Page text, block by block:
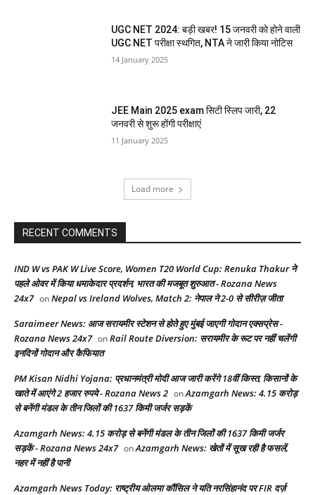
UGC NET 2024: बड़ी खबर! 15 जनवरी को होने वाली
UGC NET परीक्षा स्थगित, NTA ने जारी किया नोटिस
14 January 2025
JEE Main 2025 exam सिटी स्लिप जारी, 22
जनवरी से शुरू होंगी परीक्षाएं
11 January 2025
Load more
RECENT COMMENTS
IND W vs PAK W Live Score, Women T20 World Cup: Renuka Thakur ने
पहले ओवर में किया धमाकेदार प्रदर्शन, भारत की मजबूत शुरुआत - Rozana News
24x7 onNepal vs Ireland Wolves, Match 2: नेपाल ने 2-0 से सीरीज़ जीता
Saraimeer News: आज सरायमीर स्टेशन से होते हुए मुंबई जाएगी गोदान एक्सप्रेस -
Rozana News 24x7 onRail Route Diversion: सरायमीर के रूट पर नहीं चलेंगी
इनदिनों गोदान और कैफियात
PM Kisan Nidhi Yojana: प्रधानमंत्री मोदी आज जारी करेंगे 18वीं किस्त, किसानों के
खाते में आएंगे 2 हजार रुपये - Rozana News 2 onAzamgarh News: 4.15 करोड़
से बनेंगी मंडल के तीन जिलों की 1637 किमी जर्जर सड़कें
Azamgarh News: 4.15 करोड़ से बनेंगी मंडल के तीन जिलों की 1637 किमी जर्जर
सड़कें - Rozana News 24x7 onAzamgarh News: खेतों में सूख रही है फसलें,
नहर में नहीं है पानी
Azamgarh News Today: राष्ट्रीय ओलमा कौंसिल ने यति नरसिंहानंद पर FIR दर्ज़